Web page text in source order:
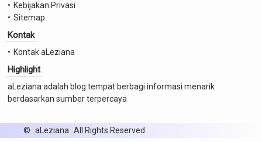
Kebijakan Privasi
Sitemap
Kontak
Kontak aLeziana
Highlight
aLeziana adalah blog tempat berbagi informasi menarik
berdasarkan sumber terpercaya
© aLeziana All Rights Reserved